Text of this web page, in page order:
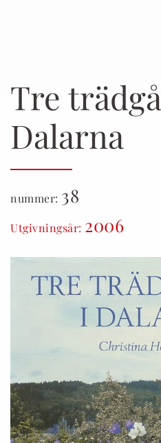
Tre
Dalarna
nummer: 38
Utgivningsår: 2006